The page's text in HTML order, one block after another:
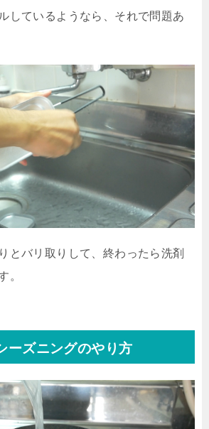
しているようなら、それで問題あ
とバリ取りして、終わったら洗剤
。
ーズニングのやり方